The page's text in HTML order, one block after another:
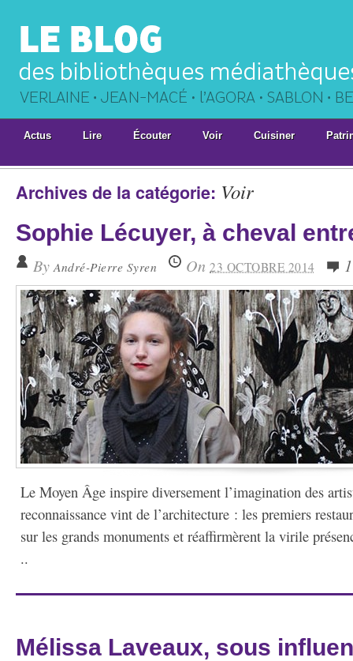
Actus Lire Écouter Voir Cuisiner
Archives de la catégorie: Voir
Sophie Lécuyer, à cheval
By André-Pierre Syren On 23 OCTOBRE 2014
Le Moyen Âge inspire diversement l’imagination des
reconnaissance vint de l’architecture : les premiers
sur les grands monuments et réaffirmèrent la virile
..
Mélissa Laveaux, sous